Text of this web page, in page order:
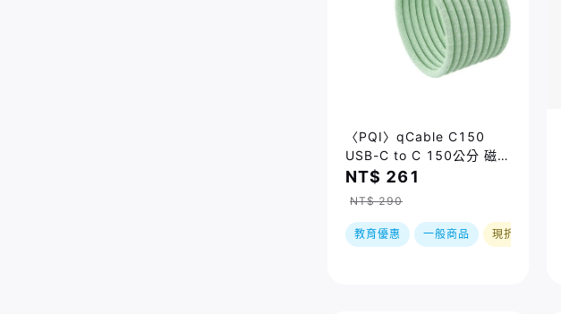
〈PQI〉qCable C150
USB-C to C 150公分 磁
吸充電線 淺綠
NT$ 261
NT$ 290
教育優惠 一般商品 現折